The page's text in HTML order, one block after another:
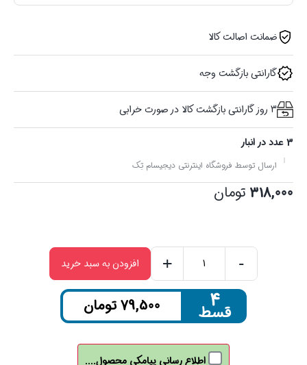
ضمانت اصالت کالا
گارانتی بازگشت وجه
3 روز گارانتی بازگشت کالا در صورت خرابی
3 عدد در انبار
ارسال توسط فروشگاه اینترنتی دیجیسام تِک
318,000 تومان
تبدیل
-
+ افزودن به سبد خرید
۴
قسط 79,500تومان
اطلاع رسانی پیامکی محصول....